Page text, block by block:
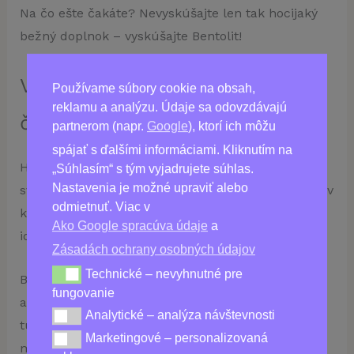
Používame súbory cookie na obsah,
reklamu a analýzu. Údaje sa odovzdávajú
partnerom (napr. Google), ktorí ich môžu
spájať s ďalšími informáciami. Kliknutím na
„Súhlasím“ s tým vyjadrujete súhlas.
Nastavenia je možné upraviť alebo
odmietnuť. Viac v
Ako Google spracúva údaje a
Zásadách ochrany osobných údajov
Technické – nevyhnutné pre fungovanie
Technické – nevyhnutné pre
fungovanie
Analytické – analýza návštevnosti
Analytické – analýza návštevnosti
Marketingové – personalizovaná reklama
Marketingové – personalizovaná
Na čo ešte čakáte? Nevyskúšajte len tak hocijaký
bežný doplnok – vyskúšajte Bentolit!
Viditeľné výsledky v krátkom
čase
Hľadáte prirodzený, zdravý spôsob, ako udržať
svoju hmotnosť a dosiahnuť požadované výsledky v
krátkom čase? Bentolit by mohol byť pre vás
ideálnym riešením!
Bentolit je revolučný doplnok, ktorý pomáha
absorbovať toxíny z tela, prirodzene rozpúšťa
tukové zásoby a znižuje chuť do jedla. Užívajte si
maximálne pohodlie, pretože už nie je potrebné